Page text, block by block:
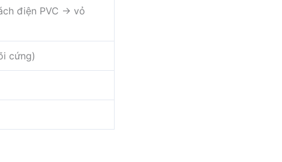
điện PVC → vỏ
cứng)